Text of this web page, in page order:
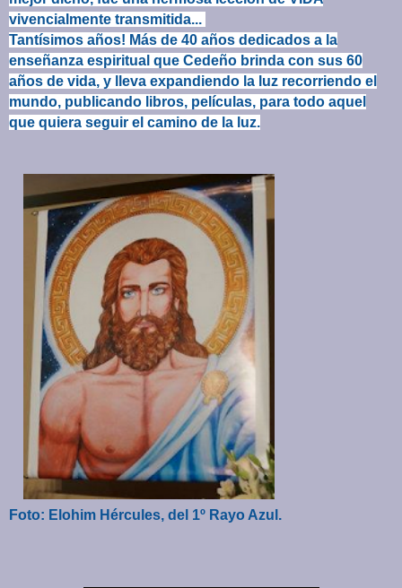
vivencialmente transmitida...
Tantísimos años! Más de 40 años dedicados a la
enseñanza espiritual que Cedeño brinda con sus 60
años de vida, y lleva expandiendo la luz recorriendo el
mundo, publicando libros, películas, para todo aquel
que quiera seguir el camino de la luz.
Foto: Elohim Hércules, del 1º Rayo Azul.